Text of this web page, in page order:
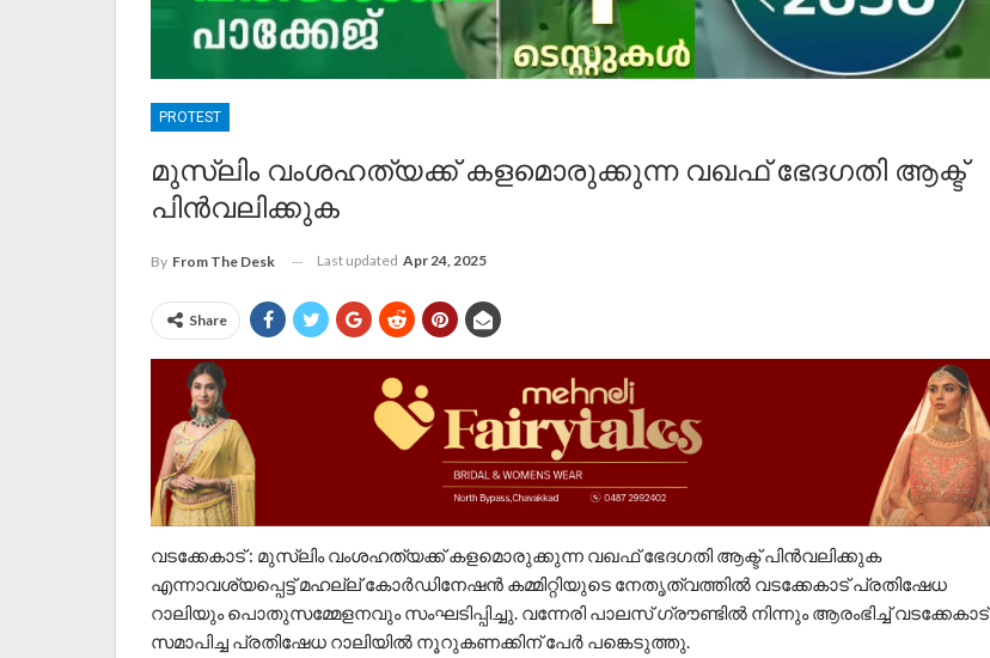
PROTEST
മുസ്‌ലിം വംശഹത്യക്ക് കളമൊരുക്കുന്ന വഖഫ് ഭേദഗതി ആക്ട്
പിൻവലിക്കുക
By From The Desk Last updated Apr 24, 2025
Share
വടക്കേകാട് : മുസ്‌ലിം വംശഹത്യക്ക് കളമൊരുക്കുന്ന വഖഫ് ഭേദഗതി ആക്ട് പിൻവലിക്കുക
എന്നാവശ്യപ്പെട്ട് മഹല്ല് കോർഡിനേഷൻ കമ്മിറ്റിയുടെ നേതൃത്വത്തിൽ വടക്കേകാട് പ്രതിഷേധ
റാലിയും പൊതുസമ്മേളനവും സംഘടിപ്പിച്ചു. വന്നേരി പാലസ് ഗ്രൗണ്ടിൽ നിന്നും ആരംഭിച്ച് വടക്കേകാട്
സമാപിച്ച പ്രതിഷേധ റാലിയിൽ നൂറുകണക്കിന് പേർ പങ്കെടുത്തു.